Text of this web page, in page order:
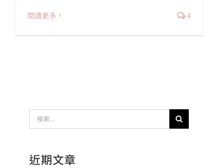
閱讀更多 4
索
果：
近期文章